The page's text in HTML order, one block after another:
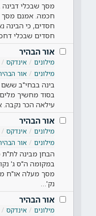
מסך שבכלי
חכמה. אמנם מסך
חסדים, כי הבינה
חסדים שבכלי
אור הבהיר
מילונים אינדקס
מילונים
אור
בינה בבחי"ב ששם
בסוד מחשיך
עילאה הכר נקבה.
אור הבהיר
מילונים אינדקס
מילונים
אור
הבחן מבינה לת"ת
במקומה ה"ס ג'
מסך מעלה או"ח
נק'…
אור הבהיר
מילונים אינדקס